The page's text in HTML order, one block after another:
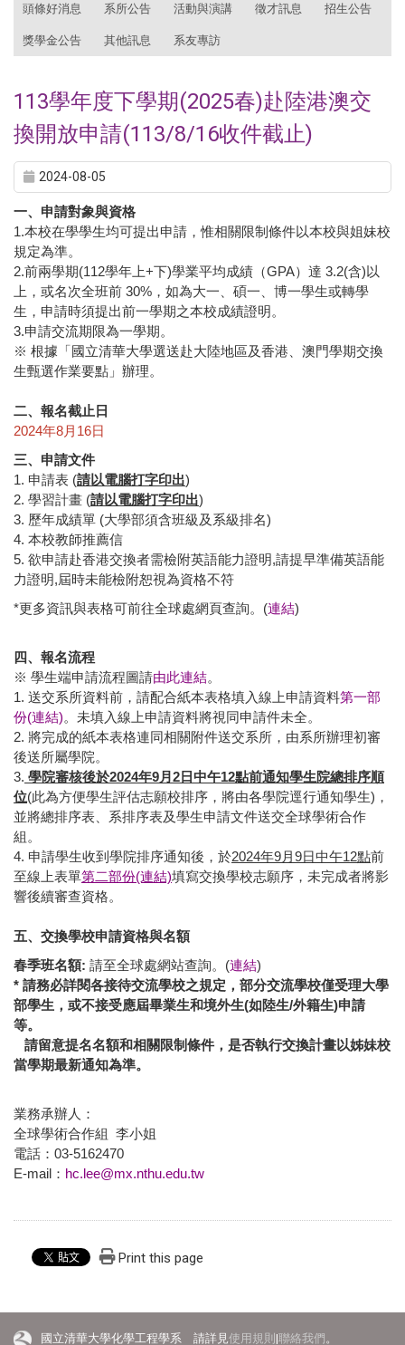
頭條好消息 系所公告 活動與演講 徵才訊息 招生公告
獎學金公告 其他訊息 系友專訪
113學年度下學期(2025春)赴陸港澳交
換開放申請(113/8/16收件截止)
2024-08-05
一、申請對象與資格
1.本校在學學生均可提出申請，惟相關限制條件以本校與姐妹校
規定為準。
2.前兩學期(112學年上+下)學業平均成績（GPA）達 3.2(含)以
上，或名次全班前 30%，如為大一、碩一、博一學生或轉學
生，申請時須提出前一學期之本校成績證明。
3.申請交流期限為一學期。
※ 根據「國立清華大學選送赴大陸地區及香港、澳門學期交換
生甄選作業要點」辦理。
二、報名截止日
2024年8月16日
三、申請文件
1. 申請表 (請以電腦打字印出)
2. 學習計畫 (請以電腦打字印出)
3. 歷年成績單 (大學部須含班級及系級排名)
4. 本校教師推薦信
5. 欲申請赴香港交換者需檢附英語能力證明,請提早準備英語能
力證明,屆時未能檢附恕視為資格不符
*更多資訊與表格可前往全球處網頁查詢。(連結)
四、報名流程
※ 學生端申請流程圖請由此連結。
1. 送交系所資料前，請配合紙本表格填入線上申請資料第一部
份(連結)。未填入線上申請資料將視同申請件未全。
2. 將完成的紙本表格連同相關附件送交系所，由系所辦理初審
後送所屬學院。
3. 學院審核後於2024年9月2日中午12點前通知學生院總排序順
位(此為方便學生評估志願校排序，將由各學院逕行通知學生)，
並將總排序表、系排序表及學生申請文件送交全球學術合作
組。
4. 申請學生收到學院排序通知後，於2024年9月9日中午12點前
至線上表單第二部份(連結)填寫交換學校志願序，未完成者將影
響後續審查資格。
五、交換學校申請資格與名額
春季班名額: 請至全球處網站查詢。(連結)
* 請務必詳閱各接待交流學校之規定，部分交流學校僅受理大學
部學生，或不接受應屆畢業生和境外生(如陸生/外籍生)申請
等。
請留意提名名額和相關限制條件，是否執行交換計畫以姊妹校
當學期最新通知為準。
業務承辦人：
全球學術合作組 李小姐
電話：03-5162470
E-mail： hc.lee@mx.nthu.edu.tw
Print this page
國立清華大學化學工程學系 請詳見使用規則 |聯絡我們 。